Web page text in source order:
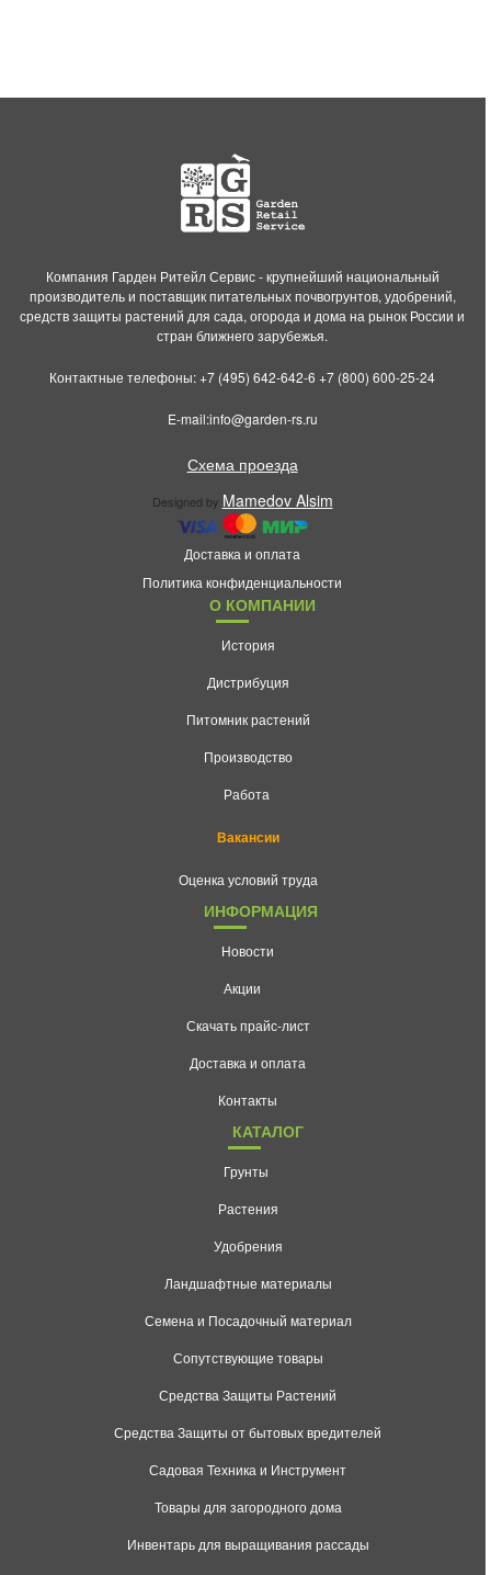
Компания Гарден Ритейл Сервис - крупнейший национальный
производитель и поставщик питательных почвогрунтов, удобрений,
средств защиты растений для сада, огорода и дома на рынок России и
стран ближнего зарубежья.
Контактные телефоны:+7 (495) 642-642-6 +7 (800) 600-25-24
E-mail:info@garden-rs.ru
Схема проезда
Designed by Mamedov Alsim
Доставка и оплата
Политика конфиденциальности
О КОМПАНИИ
История
Дистрибуция
Питомник растений
Производство
Работа
Вакансии
Оценка условий труда
ИНФОРМАЦИЯ
Новости
Акции
Скачать прайс-лист
Доставка и оплата
Контакты
КАТАЛОГ
Грунты
Растения
Удобрения
Ландшафтные материалы
Семена и Посадочный материал
Сопутствующие товары
Средства Защиты Растений
Средства Защиты от бытовых вредителей
Садовая Техника и Инструмент
Товары для загородного дома
Инвентарь для выращивания рассады